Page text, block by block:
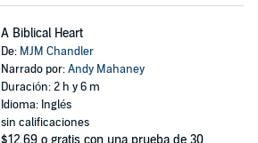
A Biblical Heart
De: MJM Chandler
Narrado por:Andy Mahaney
Duración: 2 h y 6 m
Idioma: Inglés
sin calificaciones
$12.69 o gratis con una prueba de 30